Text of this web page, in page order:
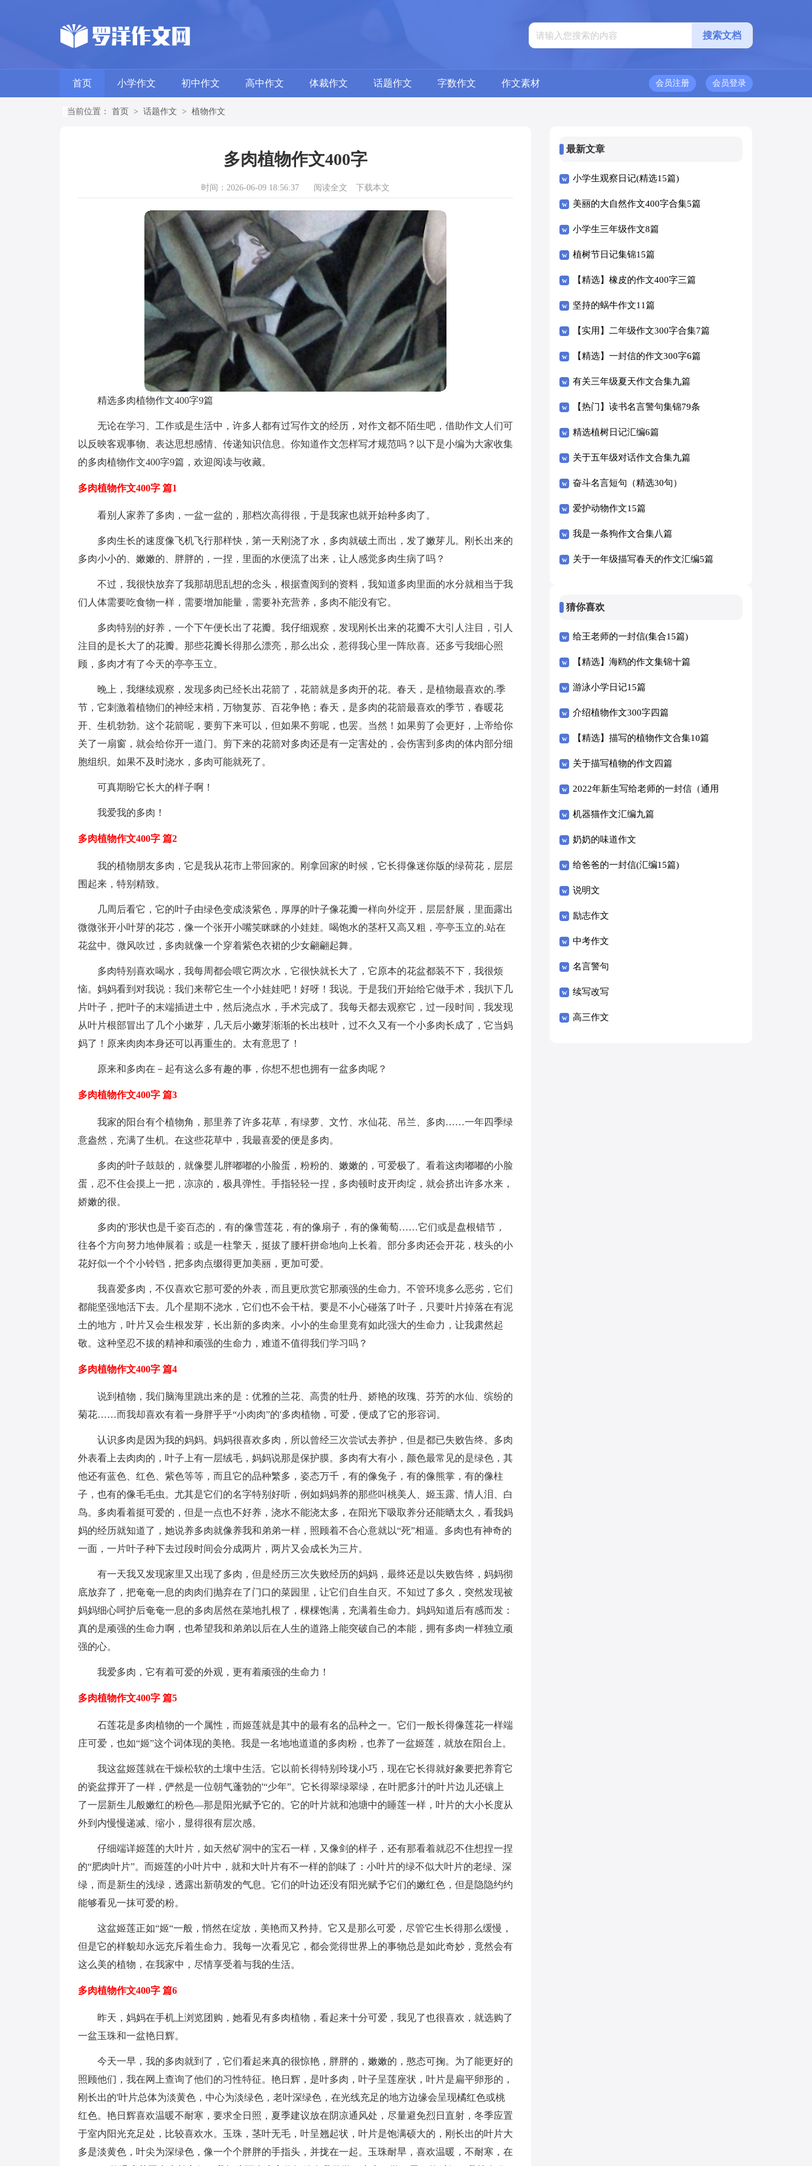
首页 小学作文 初中作文 高中作文 体裁作文 话题作文 字数作文 作文素材 会员登录
会员注册
当前位置： 首页 > 话题作文 > 植物作文
多肉植物作文400字
时间：2026-06-09 18:56:37 阅读全文 下载本文
精选多肉植物作文400字9篇
无论在学习、工作或是生活中，许多人都有过写作文的经历，对作文都不陌生吧，借助作文人们可
以反映客观事物、表达思想感情、传递知识信息。你知道作文怎样写才规范吗？以下是小编为大家收集
的多肉植物作文400字9篇，欢迎阅读与收藏。
多肉植物作文400字 篇1
看别人家养了多肉，一盆一盆的，那档次高得很，于是我家也就开始种多肉了。
多肉生长的速度像飞机飞行那样快，第一天刚浇了水，多肉就破土而出，发了嫩芽儿。刚长出来的
多肉小小的、嫩嫩的、胖胖的，一捏，里面的水便流了出来，让人感觉多肉生病了吗？
不过，我很快放弃了我那胡思乱想的念头，根据查阅到的资料，我知道多肉里面的水分就相当于我
们人体需要吃食物一样，需要增加能量，需要补充营养，多肉不能没有它。
多肉特别的好养，一个下午便长出了花瓣。我仔细观察，发现刚长出来的花瓣不大引人注目，引人
注目的是长大了的花瓣。那些花瓣长得那么漂亮，那么出众，惹得我心里一阵欣喜。还多亏我细心照
顾，多肉才有了今天的亭亭玉立。
晚上，我继续观察，发现多肉已经长出花箭了，花箭就是多肉开的花。春天，是植物最喜欢的.季
节，它刺激着植物们的神经末梢，万物复苏、百花争艳；春天，是多肉的花箭最喜欢的季节，春暖花
开、生机勃勃。这个花箭呢，要剪下来可以，但如果不剪呢，也罢。当然！如果剪了会更好，上帝给你
关了一扇窗，就会给你开一道门。剪下来的花箭对多肉还是有一定害处的，会伤害到多肉的体内部分细
胞组织。如果不及时浇水，多肉可能就死了。
可真期盼它长大的样子啊！
我爱我的多肉！
多肉植物作文400字 篇2
我的植物朋友多肉，它是我从花市上带回家的。刚拿回家的时候，它长得像迷你版的绿荷花，层层
围起来，特别精致。
几周后看它，它的叶子由绿色变成淡紫色，厚厚的叶子像花瓣一样向外绽开，层层舒展，里面露出
微微张开小叶芽的花芯，像一个张开小嘴笑眯眯的小娃娃。喝饱水的茎杆又高又粗，亭亭玉立的.站在
花盆中。微风吹过，多肉就像一个穿着紫色衣裙的少女翩翩起舞。
多肉特别喜欢喝水，我每周都会喂它两次水，它很快就长大了，它原本的花盆都装不下，我很烦
恼。妈妈看到对我说：我们来帮它生一个小娃娃吧！好呀！我说。于是我们开始给它做手术，我扒下几
片叶子，把叶子的末端插进土中，然后浇点水，手术完成了。我每天都去观察它，过一段时间，我发现
从叶片根部冒出了几个小嫰芽，几天后小嫩芽渐渐的长出枝叶，过不久又有一个小多肉长成了，它当妈
妈了！原来肉肉本身还可以再重生的。太有意思了！
原来和多肉在－起有这么多有趣的事，你想不想也拥有一盆多肉呢？
多肉植物作文400字 篇3
我家的阳台有个植物角，那里养了许多花草，有绿萝、文竹、水仙花、吊兰、多肉……一年四季绿
意盎然，充满了生机。在这些花草中，我最喜爱的便是多肉。
多肉的叶子鼓鼓的，就像婴儿胖嘟嘟的小脸蛋，粉粉的、嫩嫩的，可爱极了。看着这肉嘟嘟的小脸
蛋，忍不住会摸上一把，凉凉的，极具弹性。手指轻轻一捏，多肉顿时皮开肉绽，就会挤出许多水来，
娇嫩的很。
多肉的'形状也是千姿百态的，有的像雪莲花，有的像扇子，有的像葡萄……它们或是盘根错节，
往各个方向努力地伸展着；或是一柱擎天，挺拔了腰杆拼命地向上长着。部分多肉还会开花，枝头的小
花好似一个个小铃铛，把多肉点缀得更加美丽，更加可爱。
我喜爱多肉，不仅喜欢它那可爱的外表，而且更欣赏它那顽强的生命力。不管环境多么恶劣，它们
都能坚强地活下去。几个星期不浇水，它们也不会干枯。要是不小心碰落了叶子，只要叶片掉落在有泥
土的地方，叶片又会生根发芽，长出新的多肉来。小小的生命里竟有如此强大的生命力，让我肃然起
敬。这种坚忍不拔的精神和顽强的生命力，难道不值得我们学习吗？
多肉植物作文400字 篇4
说到植物，我们脑海里跳出来的是：优雅的兰花、高贵的牡丹、娇艳的玫瑰、芬芳的水仙、缤纷的
菊花……而我却喜欢有着一身胖乎乎“小肉肉”的'多肉植物，可爱，便成了它的形容词。
认识多肉是因为我的妈妈。妈妈很喜欢多肉，所以曾经三次尝试去养护，但是都已失败告终。多肉
外表看上去肉肉的，叶子上有一层绒毛，妈妈说那是保护膜。多肉有大有小，颜色最常见的是绿色，其
他还有蓝色、红色、紫色等等，而且它的品种繁多，姿态万千，有的像兔子，有的像熊掌，有的像柱
子，也有的像毛毛虫。尤其是它们的名字特别好听，例如妈妈养的那些叫桃美人、姬玉露、情人泪、白
鸟。多肉看着挺可爱的，但是一点也不好养，浇水不能浇太多，在阳光下吸取养分还能晒太久，看我妈
妈的经历就知道了，她说养多肉就像养我和弟弟一样，照顾着不合心意就以“死”相逼。多肉也有神奇的
一面，一片叶子种下去过段时间会分成两片，两片又会成长为三片。
有一天我又发现家里又出现了多肉，但是经历三次失败经历的妈妈，最终还是以失败告终，妈妈彻
底放弃了，把奄奄一息的肉肉们抛弃在了门口的菜园里，让它们自生自灭。不知过了多久，突然发现被
妈妈细心呵护后奄奄一息的多肉居然在菜地扎根了，棵棵饱满，充满着生命力。妈妈知道后有感而发：
真的是顽强的生命力啊，也希望我和弟弟以后在人生的道路上能突破自己的本能，拥有多肉一样独立顽
强的心。
我爱多肉，它有着可爱的外观，更有着顽强的生命力！
多肉植物作文400字 篇5
石莲花是多肉植物的一个属性，而姬莲就是其中的最有名的品种之一。它们一般长得像莲花一样端
庄可爱，也如“姬”这个词体现的美艳。我是一名地地道道的多肉粉，也养了一盆姬莲，就放在阳台上。
我这盆姬莲就在干燥松软的土壤中生活。它以前长得特别玲珑小巧，现在它长得就好象要把养育它
的瓷盆撑开了一样，俨然是一位朝气蓬勃的'“少年”。它长得翠绿翠绿，在叶肥多汁的叶片边儿还镶上
了一层新生儿般嫩红的粉色—那是阳光赋予它的。它的叶片就和池塘中的睡莲一样，叶片的大小长度从
外到内慢慢递减、缩小，显得很有层次感。
仔细端详姬莲的大叶片，如天然矿洞中的宝石一样，又像剑的样子，还有那看着就忍不住想捏一捏
的“肥肉叶片”。而姬莲的小叶片中，就和大叶片有不一样的韵味了：小叶片的绿不似大叶片的老绿、深
绿，而是新生的浅绿，透露出新萌发的气息。它们的叶边还没有阳光赋予它们的嫩红色，但是隐隐约约
能够看见一抹可爱的粉。
这盆姬莲正如“姬“一般，悄然在绽放，美艳而又矜持。它又是那么可爱，尽管它生长得那么缓慢，
但是它的样貌却永远充斥着生命力。我每一次看见它，都会觉得世界上的事物总是如此奇妙，竟然会有
这么美的植物，在我家中，尽情享受着与我的生活。
多肉植物作文400字 篇6
昨天，妈妈在手机上浏览团购，她看见有多肉植物，看起来十分可爱，我见了也很喜欢，就选购了
一盆玉珠和一盆艳日辉。
今天一早，我的多肉就到了，它们看起来真的很惊艳，胖胖的，嫩嫩的，憨态可掬。为了能更好的
照顾他们，我在网上查询了他们的习性特征。艳日辉，是叶多肉，叶子呈莲座状，叶片是扁平卵形的，
刚长出的'叶片总体为淡黄色，中心为淡绿色，老叶深绿色，在光线充足的地方边缘会呈现橘红色或桃
红色。艳日辉喜欢温暖不耐寒，要求全日照，夏季建议放在阴凉通风处，尽量避免烈日直射，冬季应置
于室内阳光充足处，比较喜欢水。玉珠，茎叶无毛，叶呈翘起状，叶片是饱满硕大的，刚长出的叶片大
多是淡黄色，叶尖为深绿色，像一个个胖胖的手指头，并拢在一起。玉珠耐旱，喜欢温暖，不耐寒，在
最新文章
小学生观察日记(精选15篇)
美丽的大自然作文400字合集5篇
小学生三年级作文8篇
植树节日记集锦15篇
【精选】橡皮的作文400字三篇
坚持的蜗牛作文11篇
【实用】二年级作文300字合集7篇
【精选】一封信的作文300字6篇
有关三年级夏天作文合集九篇
【热门】读书名言警句集锦79条
精选植树日记汇编6篇
关于五年级对话作文合集九篇
奋斗名言短句（精选30句）
爱护动物作文15篇
我是一条狗作文合集八篇
关于一年级描写春天的作文汇编5篇
猜你喜欢
给王老师的一封信(集合15篇)
【精选】海鸥的作文集锦十篇
游泳小学日记15篇
介绍植物作文300字四篇
【精选】描写的植物作文合集10篇
关于描写植物的作文四篇
2022年新生写给老师的一封信（通用
8篇）
机器猫作文汇编九篇
奶奶的味道作文
给爸爸的一封信(汇编15篇)
说明文
励志作文
中考作文
名言警句
续写改写
高三作文